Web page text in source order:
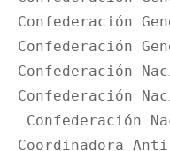
Confederación
Confederación
Confederación
Confederación
Confederación
Coordinadora